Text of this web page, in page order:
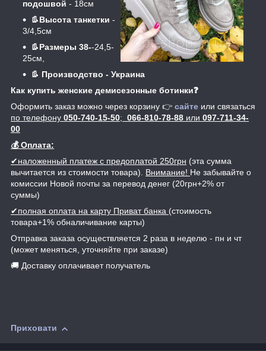
подошвой - 18см
👢Высота танкетки -
3/4,5см
👢Размеры 38--24,5-
25см,
👢 Производство - Украина
Как купить женские демисезонные ботинки❓
Оформить заказ можно через корзину 👉 сайте или связаться
по телефону 050-740-15-50; 066-810-78-88 или 097-711-34-
00
💰 Оплата:
✔наложенный платеж с предоплатой 250грн (эта сумма
вычитается из стоимости товара). Внимание! Не забывайте о
комиссии Новой почты за перевод денег (20грн+2% от
суммы)
✔полная оплата на карту Приват банка (стоимость
товара+1% обналичивание карты)
Отправка заказа осуществляется 2 раза в неделю - пн и чт
(может меняться, уточняйте при заказе)
🚚 Доставку оплачивает получатель
Приховати